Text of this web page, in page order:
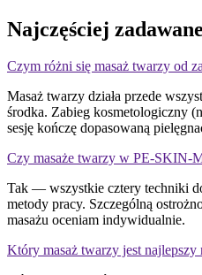
Najczęściej
Czym różni się masaż twarzy od
Masaż twarzy działa przede
środka. Zabieg kosmetologiczny
sesję kończę dopasowaną
Czy masaże twarzy w PE-SKIN-
Tak — wszystkie cztery techniki
metody pracy. Szczególną
masażu oceniam indywidualnie.
Który masaż twarzy jest